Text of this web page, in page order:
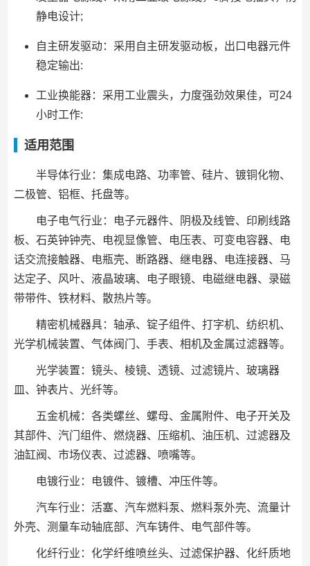
静电设计;
自主研发驱动：采用自主研发驱动板，出口电器元件
稳定输出:
工业换能器：采用工业震头，力度强劲效果佳，可24
小时工作:
适用范围
半导体行业：集成电路、功率管、硅片、镀铜化物、
二极管、铝框、托盘等。
电子电气行业：电子元器件、阴极及线管、印刷线路
板、石英钟钟壳、电视显像管、电压表、可变电容器、电
话交流接触器、电瓶壳、断路器、继电器、电连接器、马
达定子、风叶、液晶玻璃、电子眼镜、电磁继电器、录磁
带带件、铁材料、散热片等。
精密机械器具：轴承、锭子组件、打字机、纺织机、
光学机械装置、气体阀门、手表、相机及金属过滤器等。
光学装置：镜头、棱镜、透镜、过滤镜片、玻璃器
皿、钟表片、光纤等。
五金机械：各类螺丝、螺母、金属附件、电子开关及
其部件、汽门组件、燃烧器、压缩机、油压机、过滤器及
油缸阀、市场仪表、过滤器、喷嘴等。
电镀行业：电镀件、镀槽、冲压件等。
汽车行业：活塞、汽车燃料泵、燃料泵外壳、流量计
外壳、测量车动轴底部、汽车铸件、电气部件等。
化纤行业：化学纤维喷丝头、过滤保护器、化纤质地